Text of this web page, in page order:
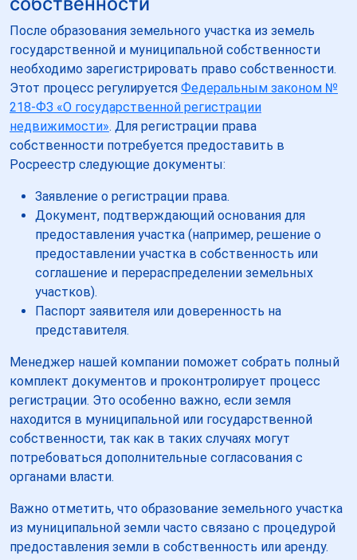
После образования земельного участка из земель
государственной и муниципальной собственности
необходимо зарегистрировать право собственности.
Этот процесс регулируется Федеральным законом №
218-ФЗ «О государственной регистрации
недвижимости». Для регистрации права
собственности потребуется предоставить в
Росреестр следующие документы:
Заявление о регистрации права.
Документ, подтверждающий основания для
предоставления участка (например, решение о
предоставлении участка в собственность или
соглашение и перераспределении земельных
участков).
Паспорт заявителя или доверенность на
представителя.
Менеджер нашей компании поможет собрать полный
комплект документов и проконтролирует процесс
регистрации. Это особенно важно, если земля
находится в муниципальной или государственной
собственности, так как в таких случаях могут
потребоваться дополнительные согласования с
органами власти.
Важно отметить, что образование земельного участка
из муниципальной земли часто связано с процедурой
предоставления земли в собственность или аренду.